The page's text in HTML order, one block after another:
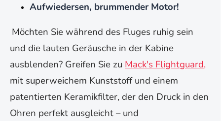
Aufwiedersen, brummender Motor!
Möchten Sie während des Fluges ruhig sein
und die lauten Geräusche in der Kabine
ausblenden? Greifen Sie zu Mack's Flightguard,
mit superweichem Kunststoff und einem
patentierten Keramikfilter, der den Druck in den
Ohren perfekt ausgleicht – und